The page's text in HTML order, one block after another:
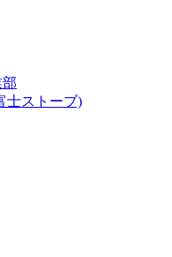
士ストーブ)